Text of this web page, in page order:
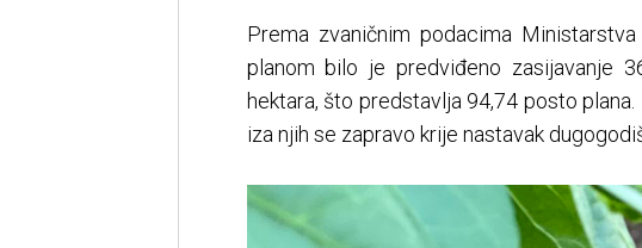
Prema zvaničnim podacima
planom bilo je predviđeno zasijavanje
hektara, što predstavlja 94,74 posto
iza njih se zapravo krije nastavak